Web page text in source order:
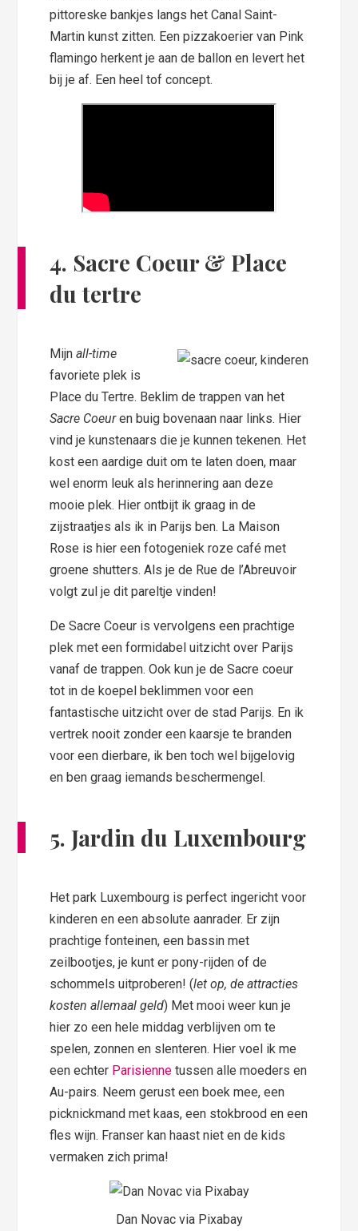
pittoreske bankjes langs het Canal Saint-
Martin kunst zitten. Een pizzakoerier van Pink
flamingo herkent je aan de ballon en levert het
bij je af. Een heel tof concept.
4. Sacre Coeur & Place
du tertre
Mijnall-time
favoriete plek is
Place du Tertre. Beklim de trappen van het
Sacre Coeuren buig bovenaan naar links. Hier
vind je kunstenaars die je kunnen tekenen. Het
kost een aardige duit om te laten doen, maar
wel enorm leuk als herinnering aan deze
mooie plek. Hier ontbijt ik graag in de
zijstraatjes als ik in Parijs ben. La Maison
Rose is hier een fotogeniek roze café met
groene shutters. Als je de Rue de l’Abreuvoir
volgt zul je dit pareltje vinden!
De Sacre Coeur is vervolgens een prachtige
plek met een formidabel uitzicht over Parijs
vanaf de trappen. Ook kun je de Sacre coeur
tot in de koepel beklimmen voor een
fantastische uitzicht over de stad Parijs. En ik
vertrek nooit zonder een kaarsje te branden
voor een dierbare, ik ben toch wel bijgelovig
en ben graag iemands beschermengel.
5. Jardin du Luxembourg
Het park Luxembourg is perfect ingericht voor
kinderen en een absolute aanrader. Er zijn
prachtige fonteinen, een bassin met
zeilbootjes, je kunt er pony-rijden of de
schommels uitproberen! (let op, de attracties
kosten allemaal geld) Met mooi weer kun je
hier zo een hele middag verblijven om te
spelen, zonnen en slenteren. Hier voel ik me
een echter Parisienne tussen alle moeders en
Au-pairs. Neem gerust een boek mee, een
picknickmand met kaas, een stokbrood en een
fles wijn. Franser kan haast niet en de kids
vermaken zich prima!
Dan Novac via Pixabay